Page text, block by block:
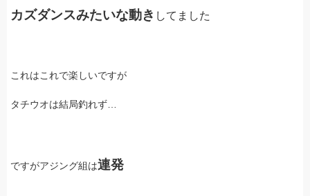
カズダンスみたいな動き してました
これはこれで楽しいですが
タチウオは結局釣れず…
ですがアジング組は連発